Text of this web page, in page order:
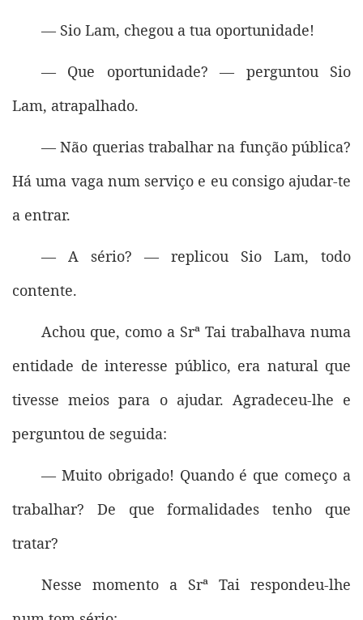
— Sio Lam, chegou a tua oportunidade!
— Que oportunidade? — perguntou Sio
Lam, atrapalhado.
— Não querias trabalhar na função pública?
Há uma vaga num serviço e eu consigo ajudar-te
a entrar.
— A sério? — replicou Sio Lam, todo
contente.
Achou que, como a Srª Tai trabalhava numa
entidade de interesse público, era natural que
tivesse meios para o ajudar. Agradeceu-lhe e
perguntou de seguida:
— Muito obrigado! Quando é que começo a
trabalhar? De que formalidades tenho que
tratar?
Nesse momento a Srª Tai respondeu-lhe